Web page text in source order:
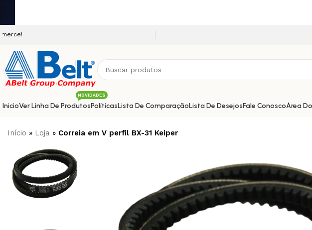
InicioVer Linha De Produtos
NOVIDADES
PolíticasLista De ComparaçãoLista De DesejosFale ConoscoÁrea
Início » Loja » Correia em V perfil BX-31 Keiper